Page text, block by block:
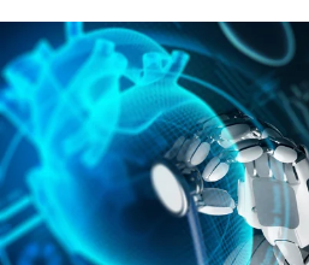
sport
berlin
nord
wahrheit
verlag